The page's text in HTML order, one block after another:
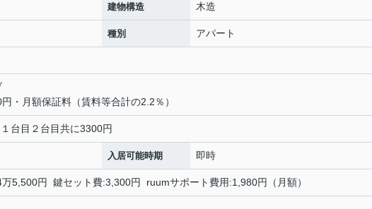
建物構造 木造
種別 アパート
・月額保証料（賃料等合計の2.2％）
台目２台目共に3300円
入居可能時期 即時
5,500円 鍵セット費:3,300円 ruumサポート費用:1,980円（月額）